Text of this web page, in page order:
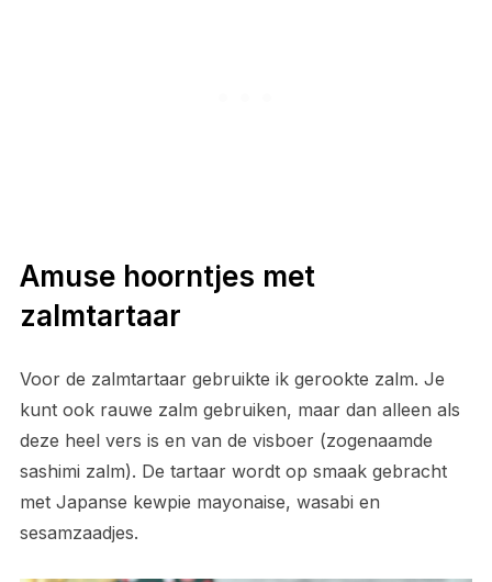
Amuse hoorntjes met
zalmtartaar
Voor de zalmtartaar gebruikte ik gerookte zalm. Je
kunt ook rauwe zalm gebruiken, maar dan alleen als
deze heel vers is en van de visboer (zogenaamde
sashimi zalm). De tartaar wordt op smaak gebracht
met Japanse kewpie mayonaise, wasabi en
sesamzaadjes.